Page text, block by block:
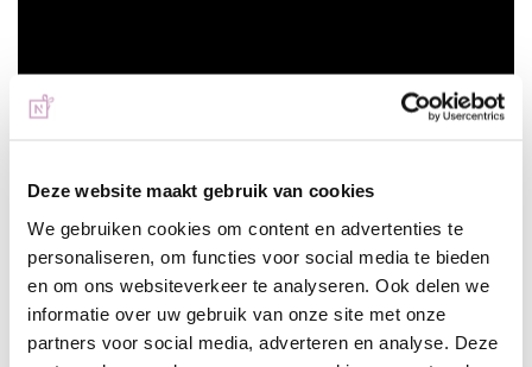
Deze website maakt gebruik van cookies
We gebruiken cookies om content en advertenties te
personaliseren, om functies voor social media te bieden
en om ons websiteverkeer te analyseren. Ook delen we
informatie over uw gebruik van onze site met onze
partners voor social media, adverteren en analyse. Deze
Zo maak je dit Minimalistic Nail Art
Stempel Design
Maak eerst een mooie, zachte roze ondergrond met de
Be Jeweled Gelpolish GP221. Dit is een hele mooie
zachte nude tint. Deze is perfect om als ondergrondje
voor dit soort designs te gebruiken en hij is ook heel erg